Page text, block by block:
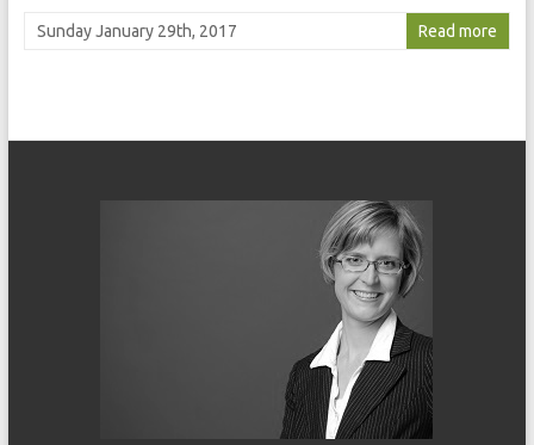
Sunday January 29th, 2017 Read more